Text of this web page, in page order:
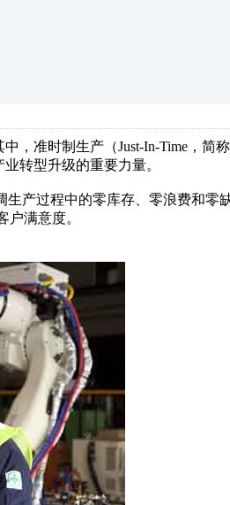
准时制生产（Just-In-Time，简称
转型升级的重要力量。
产过程中的零库存、零浪费和零缺
满意度。